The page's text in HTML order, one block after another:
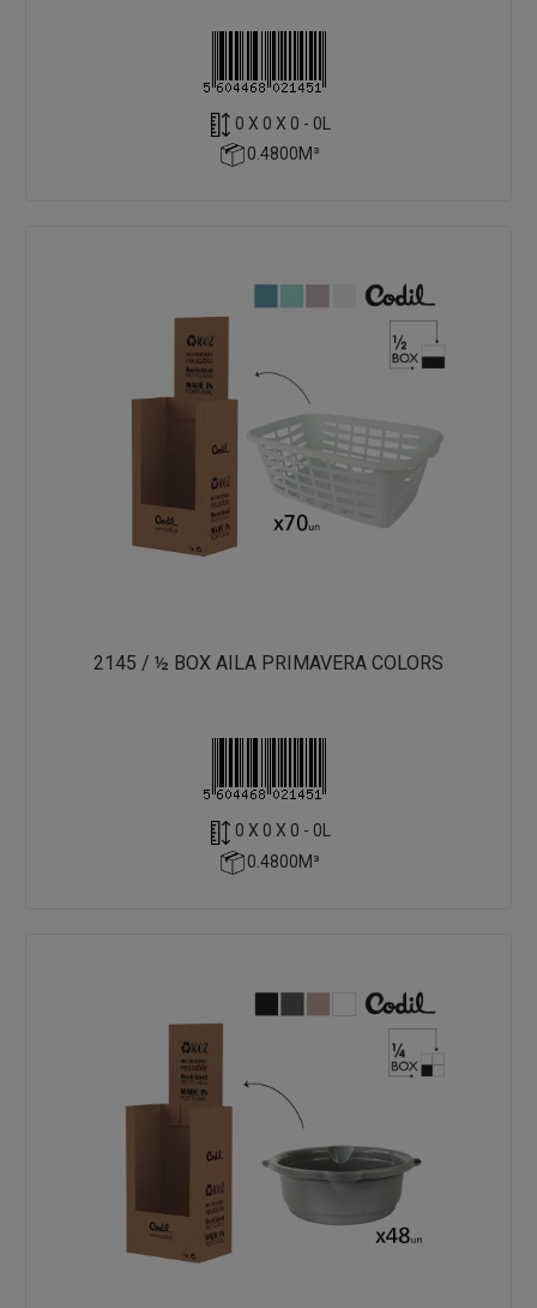
0 X 0 X 0 - 0L
0.4800M³
2145 / ½ BOX AILA PRIMAVERA COLORS
0 X 0 X 0 - 0L
0.4800M³